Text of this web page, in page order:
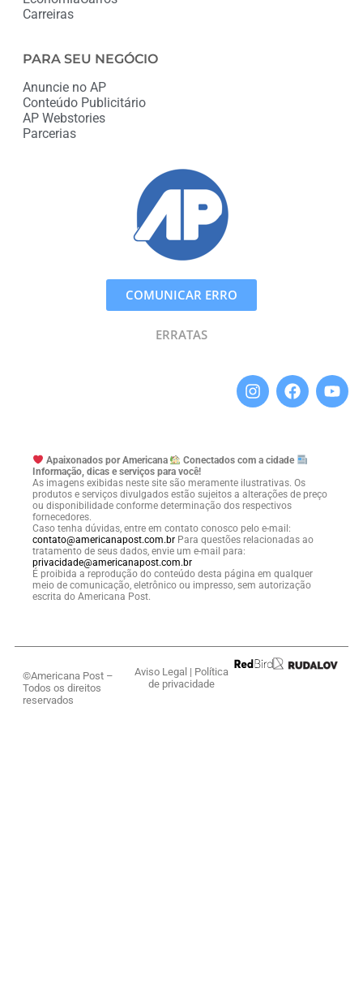
Carreiras
PARA SEU NEGÓCIO
Anuncie no AP
Conteúdo Publicitário
AP Webstories
Parcerias
COMUNICAR ERRO
ERRATAS
Apaixonados por Americana
Conectados com a cidade
Informação, dicas e serviços para você!
As imagens exibidas neste site são meramente ilustrativas. Os
produtos e serviços divulgados estão sujeitos a alterações de preço
ou disponibilidade conforme determinação dos respectivos
fornecedores.
Caso tenha dúvidas, entre em contato conosco pelo e-mail:
contato@americanapost.com.br Para questões relacionadas ao
tratamento de seus dados, envie um e-mail para:
privacidade@americanapost.com.br
É proibida a reprodução do conteúdo desta página em qualquer
meio de comunicação, eletrônico ou impresso, sem autorização
escrita do Americana Post.
©Americana Post –
Todos os direitos
reservados
Aviso Legal | Política
de privacidade